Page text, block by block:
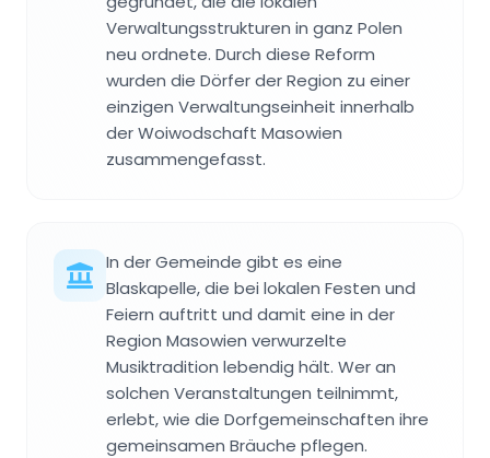
Verwaltungsstrukturen in ganz Polen
neu ordnete. Durch diese Reform
wurden die Dörfer der Region zu einer
einzigen Verwaltungseinheit innerhalb
der Woiwodschaft Masowien
zusammengefasst.
In der Gemeinde gibt es eine
Blaskapelle, die bei lokalen Festen und
Feiern auftritt und damit eine in der
Region Masowien verwurzelte
Musiktradition lebendig hält. Wer an
solchen Veranstaltungen teilnimmt,
erlebt, wie die Dorfgemeinschaften ihre
gemeinsamen Bräuche pflegen.